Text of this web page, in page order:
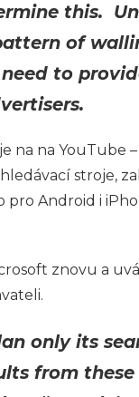
this.
of
to
na na
stroje,
pro Android i
znovu a
only its
from